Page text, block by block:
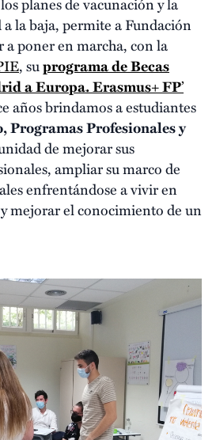
la baja, permite a Fundación
poner en marcha, con la
, suprograma de Becas
a Europa. Erasmus+ FP’
años brindamos a estudiantes
Programas Profesionales y
de mejorar sus
ampliar su marco de
enfrentándose a vivir en
mejorar el conocimiento de un